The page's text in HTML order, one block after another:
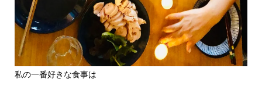
私の一番好きな食事は